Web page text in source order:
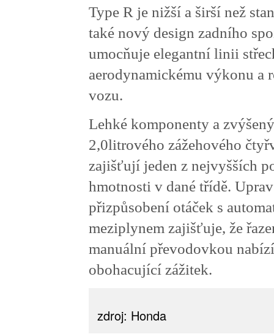
Type R je nižší a širší než
také nový design zadního
umocňuje elegantní linii
aerodynamickému výkonu a
vozu.
Lehké komponenty a
2,0litrového zážehového
zajišťují jeden z nejvyšších
hmotnosti v dané třídě.
přizpůsobení otáček s
meziplynem zajišťuje, že
manuální převodovkou
obohacující zážitek.
zdroj: Honda